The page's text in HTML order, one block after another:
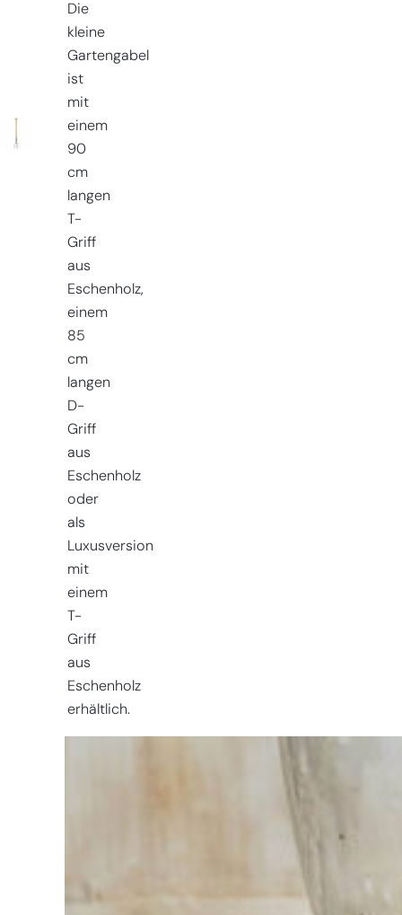
Die
kleine
Gartengabel
ist
mit
einem
90
cm
langen
T-
Griff
aus
Eschenholz,
einem
85
cm
langen
D-
Griff
aus
Eschenholz
oder
als
Luxusversion
mit
einem
T-
Griff
aus
Eschenholz
erhältlich.
Auswahl?